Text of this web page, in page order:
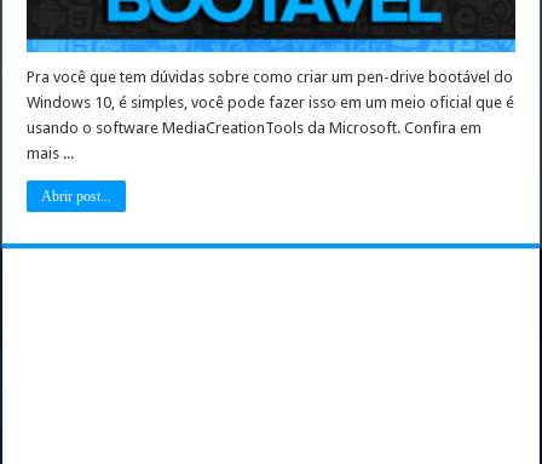
Pra você que tem dúvidas sobre como criar um pen-drive bootável do
Windows 10, é simples, você pode fazer isso em um meio oficial que é
usando o software MediaCreationTools da Microsoft. Confira em
mais ...
Abrir post...